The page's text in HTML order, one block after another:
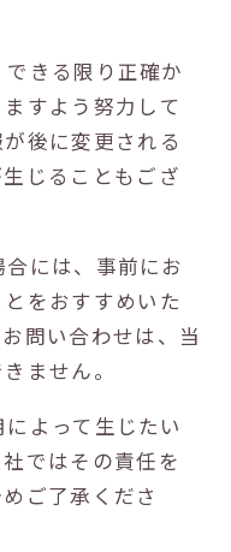
きる限り正確か
すよう努力して
後に変更される
じることもござ
には、事前にお
をおすすめいた
問い合わせは、当
ません。
よって生じたい
ではその責任を
ご了承くださ